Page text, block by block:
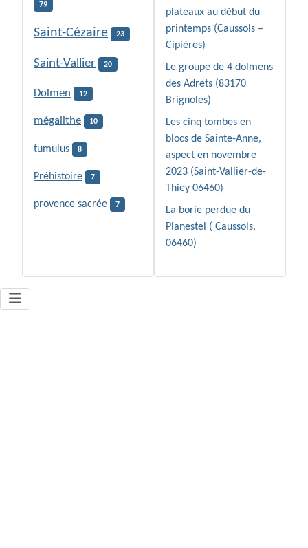
79
Saint-Cézaire 23
Saint-Vallier 20
Dolmen 12
mégalithe 10
tumulus 8
Préhistoire 7
provence sacrée 7
plateaux au début du
printemps (Caussols –
Cipières)
Le groupe de 4 dolmens
des Adrets (83170
Brignoles)
Les cinq tombes en
blocs de Sainte-Anne,
aspect en novembre
2023 (Saint-Vallier-de-
Thiey 06460)
La borie perdue du
Planestel ( Caussols,
06460)